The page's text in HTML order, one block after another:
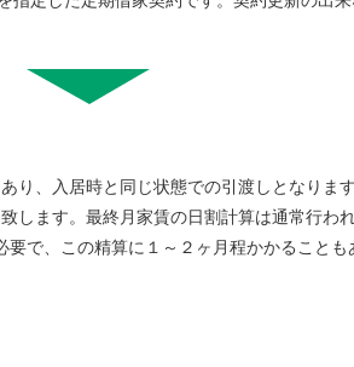
り、入居時と同じ状態での引渡しとなりま
します。最終月家賃の日割計算は通常行わ
で、この精算に１～２ヶ月程かかることも